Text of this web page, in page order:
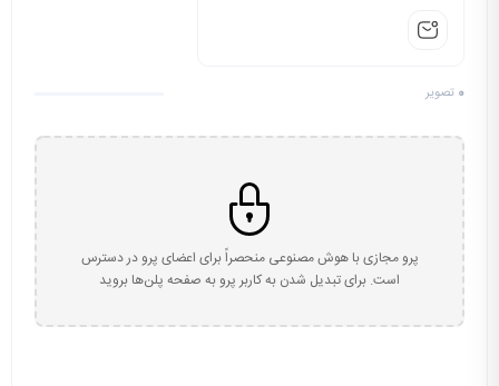
0 تصویر
پرو مجازی با هوش مصنوعی منحصراً برای اعضای پرو در دسترس
است. برای تبدیل شدن به کاربر پرو به صفحه پلن‌ها بروید